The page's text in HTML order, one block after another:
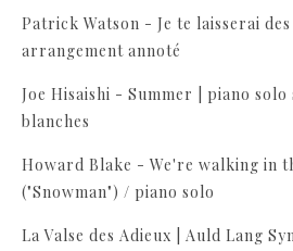
Patrick Watson - Je te laisserai des
arrangement annoté
Joe Hisaishi - Summer | piano solo
blanches
Howard Blake - We're walking in
("Snowman") / piano solo
La Valse des Adieux | Auld Lang